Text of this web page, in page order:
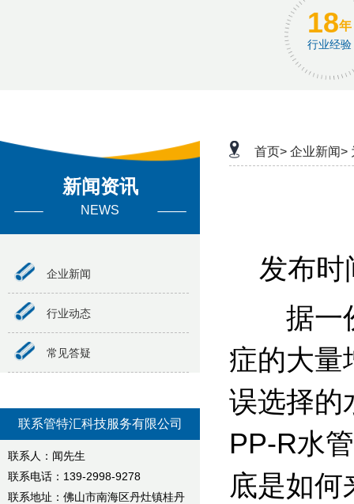
18年
行业经验
新闻资讯
NEWS
企业新闻
行业动态
常见答疑
联系管特汇科技服务有限公司
联系人：闻先生
联系电话：139-2998-9278
联系地址：佛山市南海区丹灶镇桂丹
首页> 企业新闻>
发布
据一份
症的大量
误选择的
PP-R水
底是如